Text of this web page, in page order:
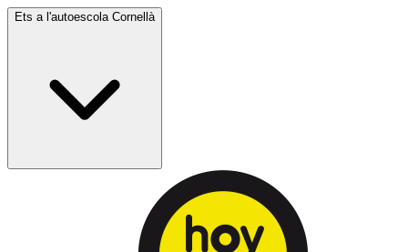
Ets a l'autoescola Cornellà